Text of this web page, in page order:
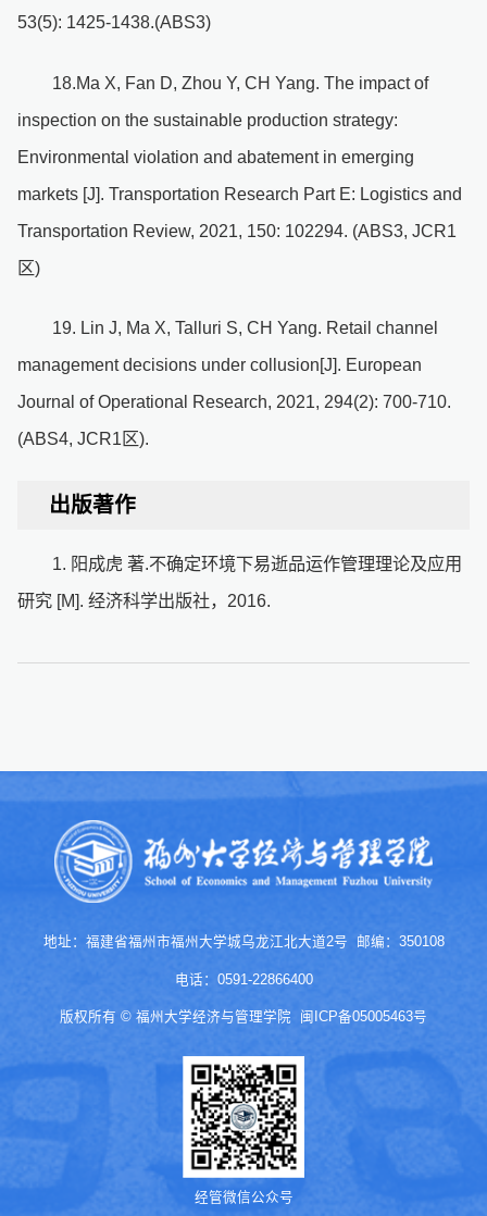
53(5): 1425-1438.(ABS3)
18.Ma X, Fan D, Zhou Y, CH Yang. The impact of
inspection on the sustainable production strategy:
Environmental violation and abatement in emerging
markets [J]. Transportation Research Part E: Logistics and
Transportation Review, 2021, 150: 102294. (ABS3, JCR1
区)
19. Lin J, Ma X, Talluri S, CH Yang. Retail channel
management decisions under collusion[J]. European
Journal of Operational Research, 2021, 294(2): 700-710.
(ABS4, JCR1区).
出版著作
1. 阳成虎 著.不确定环境下易逝品运作管理理论及应用
研究 [M]. 经济科学出版社，2016.
地址：福建省福州市福州大学城乌龙江北大道2号 邮编：350108
电话：0591-22866400
版权所有 © 福州大学经济与管理学院 闽ICP备05005463号
经管微信公众号